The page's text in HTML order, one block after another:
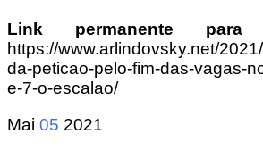
Link permanente
https://www.arlindovsky.net/
da-peticao-pelo-fim-das-vagas-
e-7-o-escalao/
Mai 05 2021